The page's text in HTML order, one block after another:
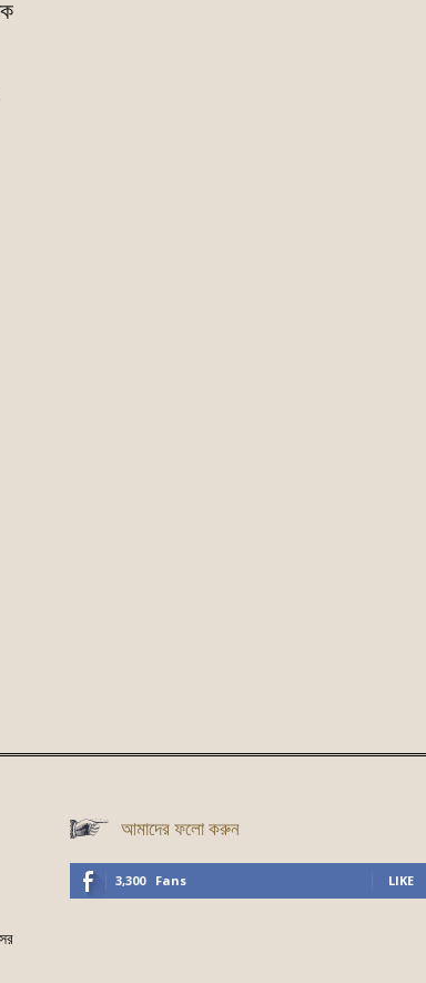
আমাদের ফলো করুন
3,300 Fans LIKE